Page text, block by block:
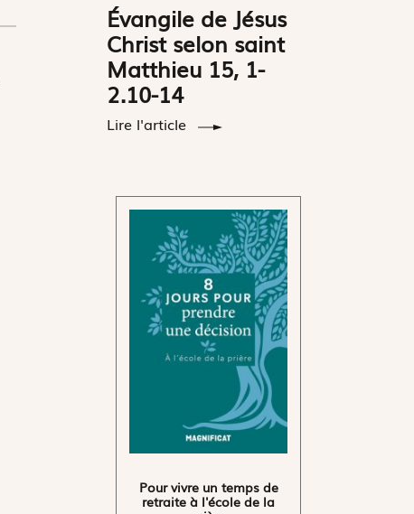
Évangile de Jésus
Christ selon saint
Matthieu 15, 1-
2.10-14
Lire l'article
Pour vivre un temps de
retraite à l'école de la